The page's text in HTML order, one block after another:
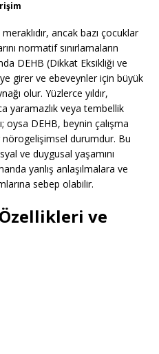
ancak bazı çocuklar
normatif sınırlamaların
DEHB (Dikkat Eksikliği ve
girer ve ebeveynler için büyük
olur. Yüzlerce yıldır,
yaramazlık veya tembellik
oysa DEHB, beynin çalışma
nörogelişimsel durumdur. Bu
ve duygusal yaşamını
yanlış anlaşılmalara ve
sebep olabilir.
Özellikleri ve